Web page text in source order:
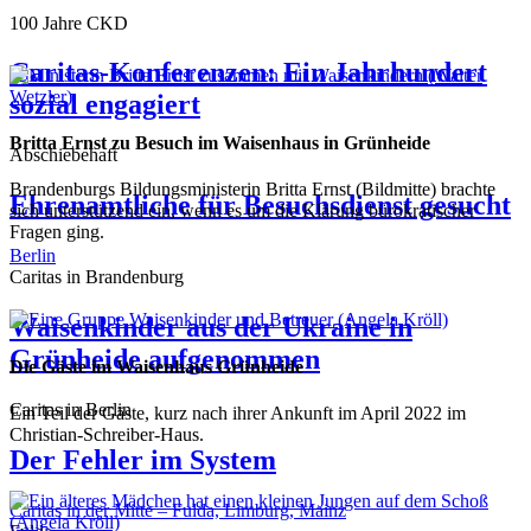
100 Jahre CKD
Caritas-Konferenzen: Ein Jahrhundert
sozial engagiert
Abschiebehaft
Ehrenamtliche für Besuchsdienst gesucht
Berlin
Caritas in Brandenburg
Waisenkinder aus der Ukraine in
Grünheide aufgenommen
Caritas in Berlin
Der Fehler im System
Caritas in der Mitte – Fulda, Limburg, Mainz
Britta Ernst zu Besuch im Waisenhaus in Grünheide
Brandenburgs Bildungsministerin Britta Ernst (Bildmitte) brachte
sich unterstützend ein, wenn es um die Klärung bürokratischer
Fragen ging.
Die Gäste im Waisenhaus Grünheide
Ein Teil der Gäste, kurz nach ihrer Ankunft im April 2022 im
Christian-Schreiber-Haus.